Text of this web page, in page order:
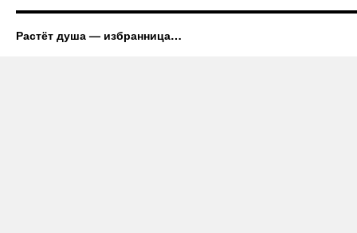
Растёт душа — избранница…